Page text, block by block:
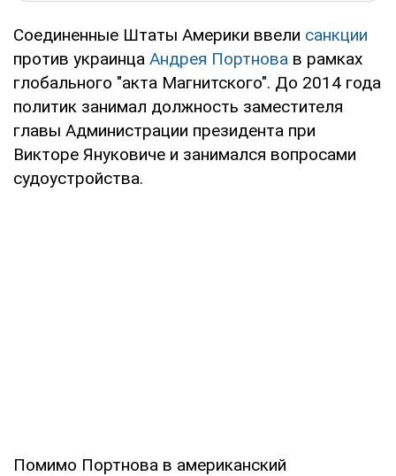
Соединенные Штаты Америки ввели санкции
против украинца Андрея Портнова в рамках
глобального "акта Магнитского". До 2014 года
политик занимал должность заместителя
главы Администрации президента при
Викторе Януковиче и занимался вопросами
судоустройства.
Помимо Портнова в американский